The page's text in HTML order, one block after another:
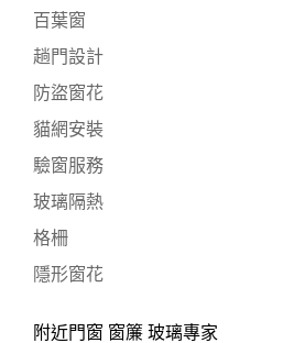
百葉窗
趟門設計
防盜窗花
貓網安裝
驗窗服務
玻璃隔熱
格柵
隱形窗花
附近門窗 窗簾 玻璃專家